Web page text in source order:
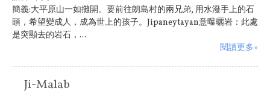
簡義:大平原山一如攤開。要前往朗島村的兩兄弟, 用水潑手上的石
頭，希望變成人，成為世上的孩子。Jipaneytayan意曝曬岩：此處
是突顯去的岩石，...
閱讀更多»
Ji-Malab